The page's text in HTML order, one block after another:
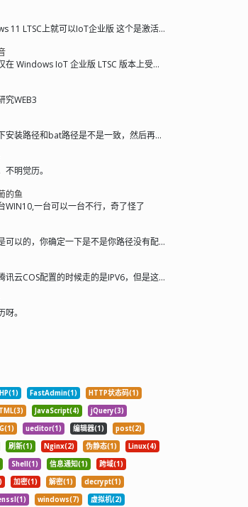
Windows 11 LTSC上就可以IoT企业版 这个是激活码的问题
此功能仅在 Windows IoT 企业版 LTSC 版本上受支持。
究WEB3
检查一下安装路径和bat路径是不是一致，然后再检查一下微信是不是安装在C盘...
不明觉历。
的鱼
WIN10,一台可以一台不行，奇了怪了
我这边是可以的，你确定一下是不是你路径没有配置好
应该是腾讯云COS配置的时候走的是IPV6，但是这个COS的域名没有解析I...
。
FastAdmin(1)
HTTP状态码(1)
JavaScript(4)
jQuery(3)
ueditor(1) 编辑器(1)
post(2)
刷新(1) Nginx(2) 伪静态(1)
Linux(4)
Shell(1) 信息通知(1)
跨域(1)
加密(1) 解密(1)
decrypt(1)
windows(7)
虚拟机(2)